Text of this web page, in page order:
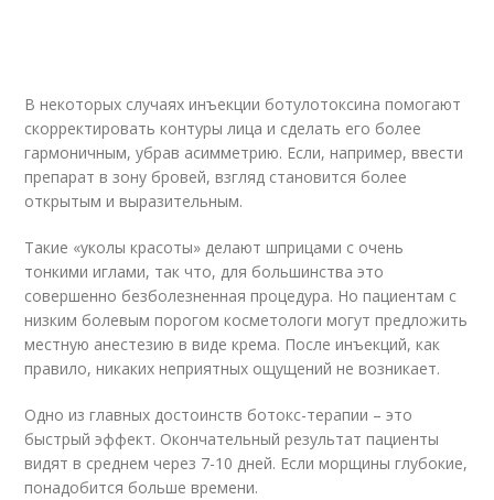
В некоторых случаях инъекции ботулотоксина помогают
скорректировать контуры лица и сделать его более
гармоничным, убрав асимметрию. Если, например, ввести
препарат в зону бровей, взгляд становится более
открытым и выразительным.
Такие «уколы красоты» делают шприцами с очень
тонкими иглами, так что, для большинства это
совершенно безболезненная процедура. Но пациентам с
низким болевым порогом косметологи могут предложить
местную анестезию в виде крема. После инъекций, как
правило, никаких неприятных ощущений не возникает.
Одно из главных достоинств ботокс-терапии – это
быстрый эффект. Окончательный результат пациенты
видят в среднем через 7-10 дней. Если морщины глубокие,
понадобится больше времени.